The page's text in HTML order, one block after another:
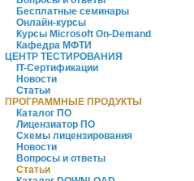
Бесплатные семинары
Онлайн-курсы
Курсы Microsoft On-Demand
Кафедра МФТИ
ЦЕНТР ТЕСТИРОВАНИЯ
IT-Сертификации
Новости
Статьи
ПРОГРАММНЫЕ ПРОДУКТЫ
Каталог ПО
Лицензиатор ПО
Схемы лицензирования
Новости
Вопросы и ответы
Статьи